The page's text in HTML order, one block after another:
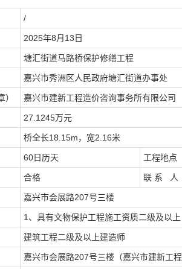
/
2025年8月13日
塘汇街道马路桥保护修缮工程
嘉兴市秀洲区人民政府塘汇街道办事处
嘉兴市建新工程造价咨询事务所有限公司
27.1245万元
桥全长18.15m，宽2.16米
60日历天 工程地点
合格 联 系 人
嘉兴市会展路207号三楼
1 、具有文物保护工程施工资质二级及以
建筑工程二级及以上建造师
嘉兴市会展路207号三楼（嘉兴市建新工